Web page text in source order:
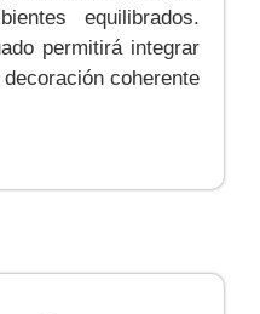
equilibrados.
permitirá integrar
coherente